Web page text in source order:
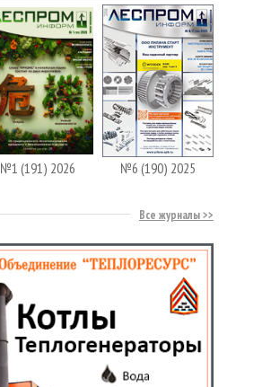
№1 (191) 2026 №6 (190) 2025
Все журналы